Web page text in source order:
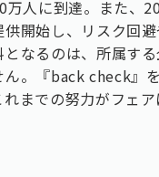
人に到達。また、
開始し、リスク回
なるのは、所属す
ん。『back check』
までの努力がフェ